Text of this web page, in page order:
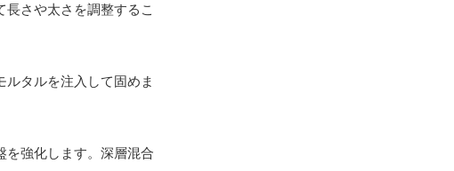
さや太さを調整するこ
タルを注入して固めま
を強化します。深層混合